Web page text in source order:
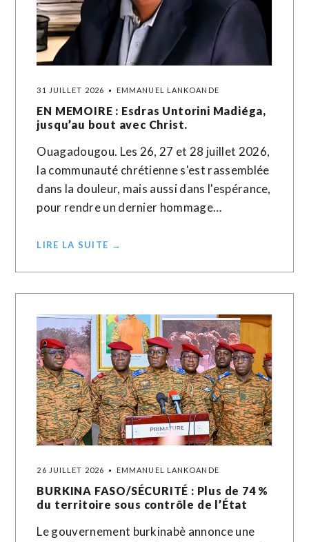
31 JUILLET 2026 EMMANUEL LANKOANDE
EN MEMOIRE : Esdras Untorini Madiéga,
jusqu’au bout avec Christ.
Ouagadougou. Les 26, 27 et 28 juillet 2026,
la communauté chrétienne s'est rassemblée
dans la douleur, mais aussi dans l'espérance,
pour rendre un dernier hommage…
LIRE LA SUITE →
26 JUILLET 2026 EMMANUEL LANKOANDE
BURKINA FASO/SÉCURITÉ : Plus de 74 %
du territoire sous contrôle de l’État
Le gouvernement burkinabè annonce une